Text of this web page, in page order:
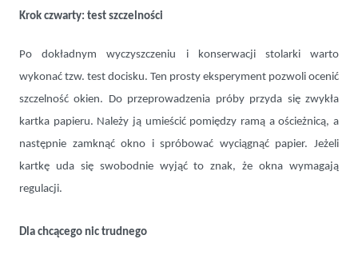
Krok czwarty: test szczelności
Po dokładnym wyczyszczeniu i konserwacji stolarki warto
wykonać tzw. test docisku. Ten prosty eksperyment pozwoli ocenić
szczelność okien. Do przeprowadzenia próby przyda się zwykła
kartka papieru. Należy ją umieścić pomiędzy ramą a ościeżnicą, a
następnie zamknąć okno i spróbować wyciągnąć papier. Jeżeli
kartkę uda się swobodnie wyjąć to znak, że okna wymagają
regulacji.
Dla chcącego nic trudnego